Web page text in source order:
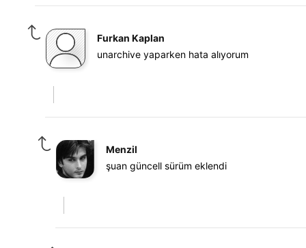
Furkan Kaplan
unarchive yaparken hata alıyorum
Menzil
şuan güncell sürüm eklendi